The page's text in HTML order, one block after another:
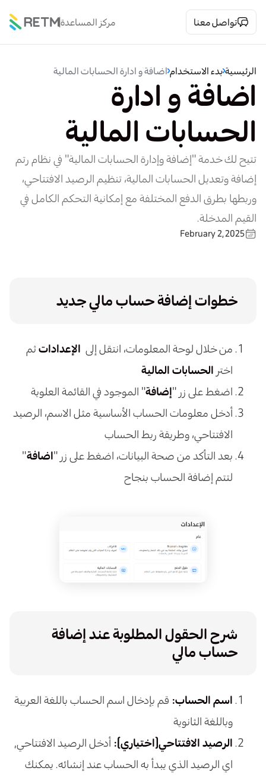
مركز المساعدة تواصل معنا
الرئيسية بدء الاستخدام اضافة و ادارة الحسابات المالية
اضافة و ادارة
الحسابات المالية
تتيح لك خدمة "إضافة وإدارة الحسابات المالية" في نظام رتم
إضافة وتعديل الحسابات المالية، تنظيم الرصيد الافتتاحي،
وربطها بطرق الدفع المختلفة مع إمكانية التحكم الكامل في
القيم المدخلة.
February 2, 2025
خطوات إضافة حساب مالي جديد
من خلال لوحة المعلومات، انتقل إلى الإعداداتثم
اختر الحسابات المالية
اضغط على زر "إضافة" الموجود في القائمة العلوية
أدخل معلومات الحساب الأساسية مثل الاسم، الرصيد
الافتتاحي، وطريقة ربط الحساب
بعد التأكد من صحة البيانات، اضغط على زر "اضافة"
لتتم إضافة الحساب بنجاح
شرح الحقول المطلوبة عند إضافة
حساب مالي
اسم الحساب: قم بإدخال اسم الحساب باللغة العربية
وباللغة الثانوية
الرصيد الافتتاحي(اختياري): أدخل الرصيد الافتتاحي,
اي الرصيد الذي يبدأ به الحساب عند إنشائه. يمكنك